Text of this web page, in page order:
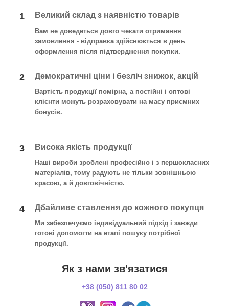
1 Великий склад з наявністю товарів
Вам не доведеться довго чекати отримання
замовлення - відправка здійснюється в день
оформлення після підтвердження покупки.
2 Демократичні ціни і безліч знижок, акцій
Вартість продукції помірна, а постійні і оптові
клієнти можуть розраховувати на масу приємних
бонусів.
3 Висока якість продукції
Наші вироби зроблені професійно і з першокласних
матеріалів, тому радують не тільки зовнішньою
красою, а й довговічністю.
4 Дбайливе ставлення до кожного покупця
Ми забезпечуємо індивідуальний підхід і завжди
готові допомогти на етапі пошуку потрібної
продукції.
Як з нами зв'язатися
+38 (050) 811 80 02